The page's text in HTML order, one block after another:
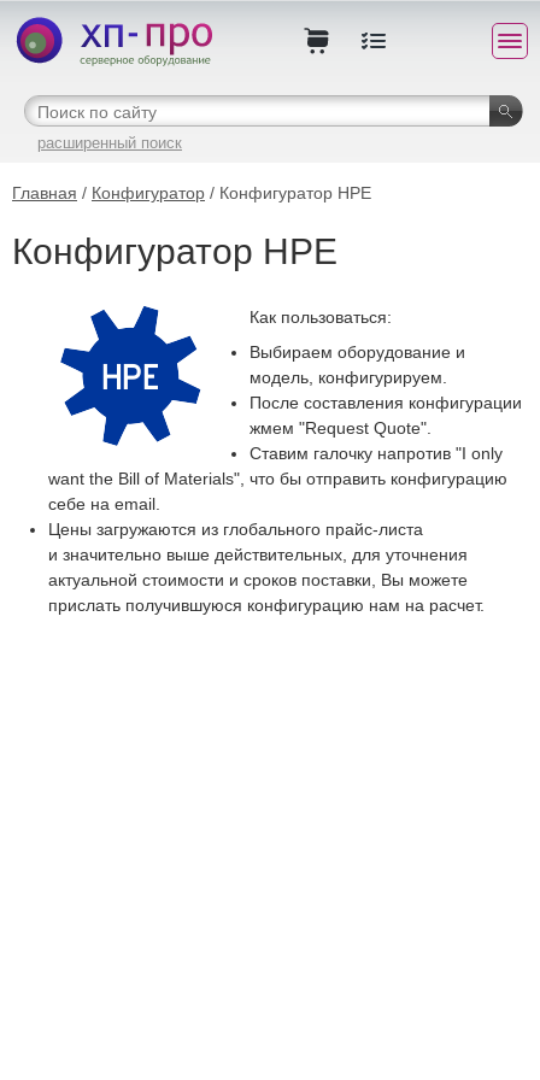
расширенный поиск
Главная / Конфигуратор / Конфигуратор HPE
Конфигуратор HPE
Как пользоваться:
Выбираем оборудование и
модель, конфигурируем.
После составления конфигурации
жмем "Request Quote".
Ставим галочку напротив "I only
want the Bill of Materials", что бы отправить конфигурацию
себе на email.
Цены загружаются из глобального прайс-листа
и значительно выше действительных, для уточнения
актуальной стоимости и сроков поставки, Вы можете
прислать получившуюся конфигурацию нам на расчет.